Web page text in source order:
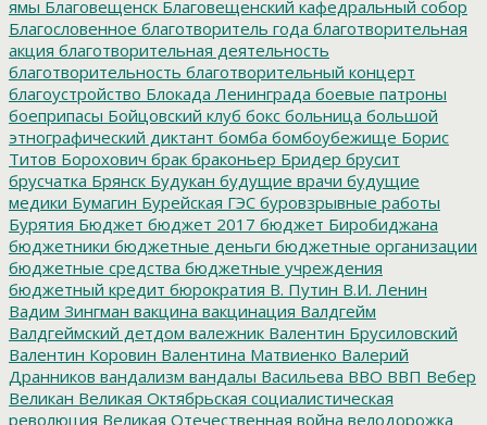
ямы Благовещенск Благовещенский кафедральный собор
Благословенное благотворитель года благотворительная
акция благотворительная деятельность
благотворительность благотворительный концерт
благоустройство Блокада Ленинграда боевые патроны
боеприпасы Бойцовский клуб бокс больница большой
этнографический диктант бомба бомбоубежище Борис
Титов Борохович брак браконьер Бридер брусит
брусчатка Брянск Будукан будущие врачи будущие
медики Бумагин Бурейская ГЭС буровзрывные работы
Бурятия Бюджет бюджет 2017 бюджет Биробиджана
бюджетники бюджетные деньги бюджетные организации
бюджетные средства бюджетные учреждения
бюджетный кредит бюрократия В. Путин В.И. Ленин
Вадим Зингман вакцина вакцинация Валдгейм
Валдгеймский детдом валежник Валентин Брусиловский
Валентин Коровин Валентина Матвиенко Валерий
Дранников вандализм вандалы Васильева ВВО ВВП Вебер
Великан Великая Октябрьская социалистическая
революция Великая Отечественная война велодорожка